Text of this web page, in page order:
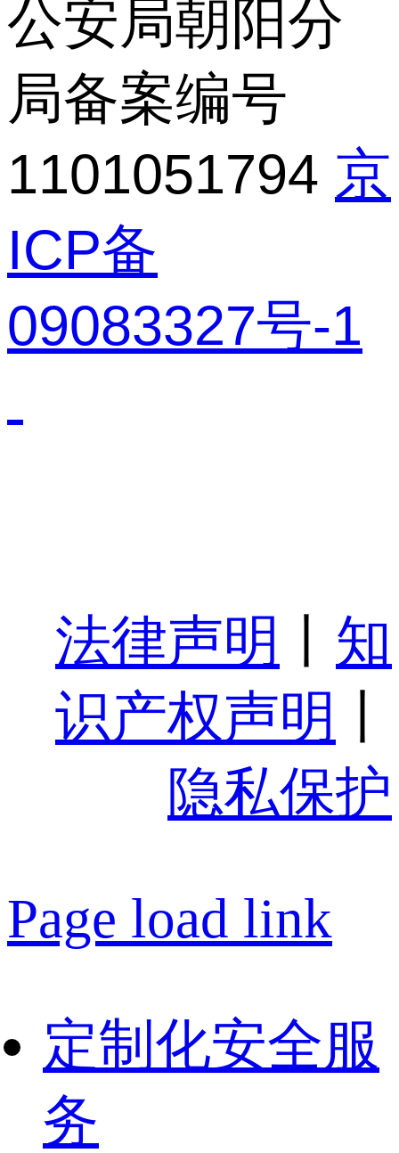
公安局朝阳分
局备案编号
1101051794 京
ICP备
09083327号-1
法律声明
知
识产权声明
隐私保护
Page load link
定制化安全服
务